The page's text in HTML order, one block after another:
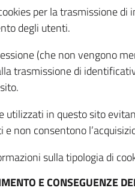
per la trasmissione
degli utenti.
(che non vengono
trasmissione di
utilizzati in questo sito
non consentono
sulla tipologia di
E CONSEGUENZE